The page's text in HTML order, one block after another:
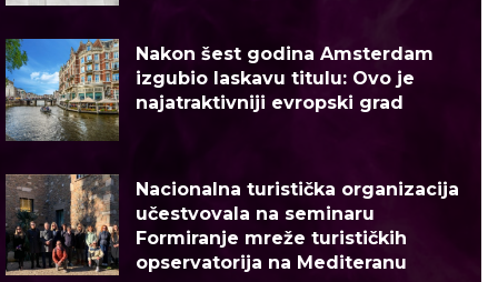
Nakon šest godina Amsterdam
izgubio laskavu titulu: Ovo je
najatraktivniji evropski grad
Nacionalna turistička organizacija
učestvovala na seminaru
Formiranje mreže turističkih
opservatorija na Mediteranu